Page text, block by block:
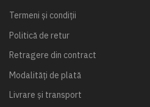
Termeni și condiții
Politică de retur
Retragere din contract
Modalități de plată
Livrare și transport